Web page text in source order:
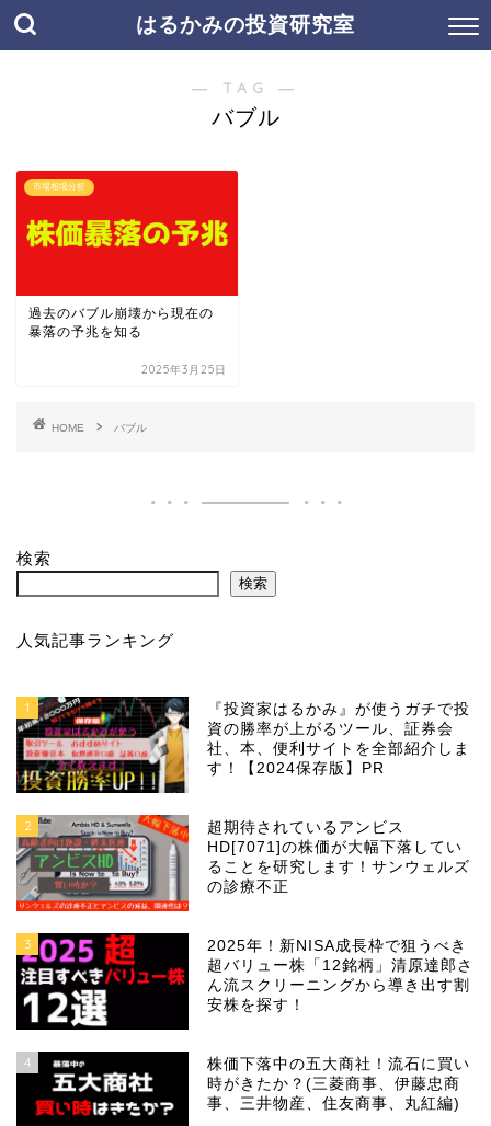
はるかみの投資研究室
― TAG ―
バブル
市場相場分析
過去のバブル崩壊から現在の
暴落の予兆を知る
2025年3月25日
HOME バブル
検索
検索
人気記事ランキング
1
『投資家はるかみ』が使うガチで投
資の勝率が上がるツール、証券会
社、本、便利サイトを全部紹介しま
す！【2024保存版】PR
2
超期待されているアンビス
HD[7071]の株価が大幅下落してい
ることを研究します！サンウェルズ
の診療不正
3
2025年！新NISA成長枠で狙うべき
超バリュー株「12銘柄」清原達郎さ
ん流スクリーニングから導き出す割
安株を探す！
4
株価下落中の五大商社！流石に買い
時がきたか？(三菱商事、伊藤忠商
事、三井物産、住友商事、丸紅編)